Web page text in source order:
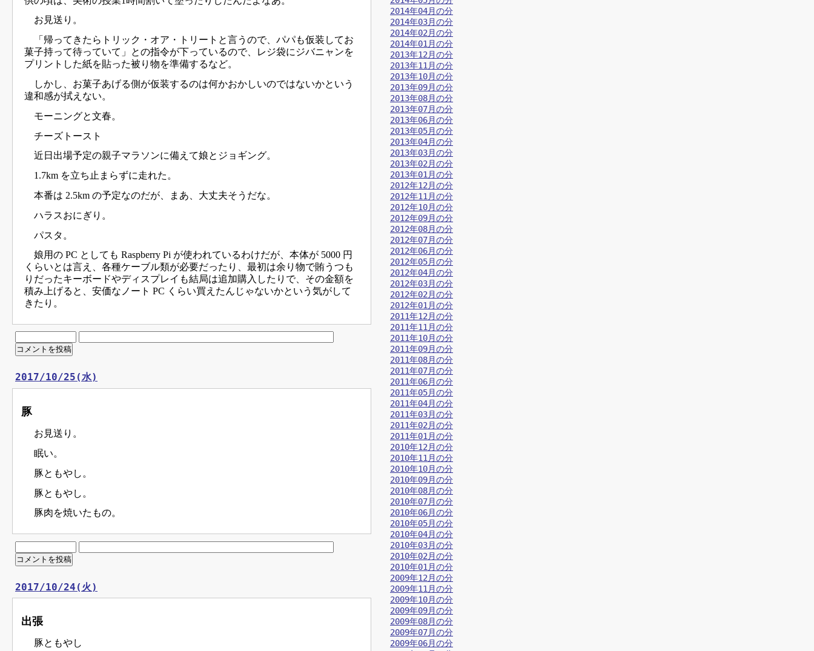
お見送り。
「帰ってきたらトリック・オア・トリートと言うので、パパも仮装してお
菓子持って待っていて」との指令が下っているので、レジ袋にジバニャンを
プリントした紙を貼った被り物を準備するなど。
しかし、お菓子あげる側が仮装するのは何かおかしいのではないかという
違和感が拭えない。
モーニングと文春。
チーズトースト
近日出場予定の親子マラソンに備えて娘とジョギング。
1.7km を立ち止まらずに走れた。
本番は 2.5km の予定なのだが、まあ、大丈夫そうだな。
ハラスおにぎり。
パスタ。
娘用の PC としても Raspberry Pi が使われているわけだが、本体が 5000 円
くらいとは言え、各種ケーブル類が必要だったり、最初は余り物で賄うつも
りだったキーボードやディスプレイも結局は追加購入したりで、その金額を
積み上げると、安価なノート PC くらい買えたんじゃないかという気がして
きたり。
2017/10/25(水)
豚
お見送り。
眠い。
豚ともやし。
豚ともやし。
豚肉を焼いたもの。
2017/10/24(火)
出張
豚ともやし
2014年04月の分
2014年03月の分
2014年02月の分
2014年01月の分
2013年12月の分
2013年11月の分
2013年10月の分
2013年09月の分
2013年08月の分
2013年07月の分
2013年06月の分
2013年05月の分
2013年04月の分
2013年03月の分
2013年02月の分
2013年01月の分
2012年12月の分
2012年11月の分
2012年10月の分
2012年09月の分
2012年08月の分
2012年07月の分
2012年06月の分
2012年05月の分
2012年04月の分
2012年03月の分
2012年02月の分
2012年01月の分
2011年12月の分
2011年11月の分
2011年10月の分
2011年09月の分
2011年08月の分
2011年07月の分
2011年06月の分
2011年05月の分
2011年04月の分
2011年03月の分
2011年02月の分
2011年01月の分
2010年12月の分
2010年11月の分
2010年10月の分
2010年09月の分
2010年08月の分
2010年07月の分
2010年06月の分
2010年05月の分
2010年04月の分
2010年03月の分
2010年02月の分
2010年01月の分
2009年12月の分
2009年11月の分
2009年10月の分
2009年09月の分
2009年08月の分
2009年07月の分
2009年06月の分